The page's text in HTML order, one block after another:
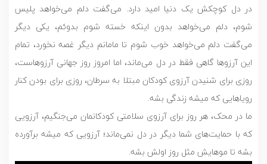
در دل کوچکش یک دنیا امید دارد. می‌گفت دلم می‌خواهد پلیس
شوم، دلم می‌خواهد بدون اینکه خسته شوم بدوئم، یکی دیگر
می‌گفت دلم می‌خواهد خوب شوم تا مامانم دیگر غصه نخورد، تمام
این آرزوها گاهی فقط در دل می‌ماند، اما امروز روز جهانی آرزوهاست،
روزی برای شنیدن آرزوی کودکان مبتلا به سرطان، روزی برای بودن کنار
رویاهایی که میشه زندگی بشه.
ما در محک، هر روز برای آرزوی سلامتی کودکانمان می‌جنگیم، آرزویی
که با حمایت‌های شما دیگر در دل نمی‌ماند؛ آرزویی که میشه برآورده
بشه تا موهایش مثل روز اولش بشه.